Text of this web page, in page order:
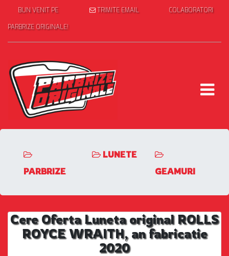
BUN VENIT PE
PARBRIZE ORIGINALE!
TRIMITE EMAIL COLABORATORI
PARBRIZE
LUNETE
GEAMURI
Cere Oferta Luneta original ROLLS
ROYCE WRAITH, an fabricatie
2020